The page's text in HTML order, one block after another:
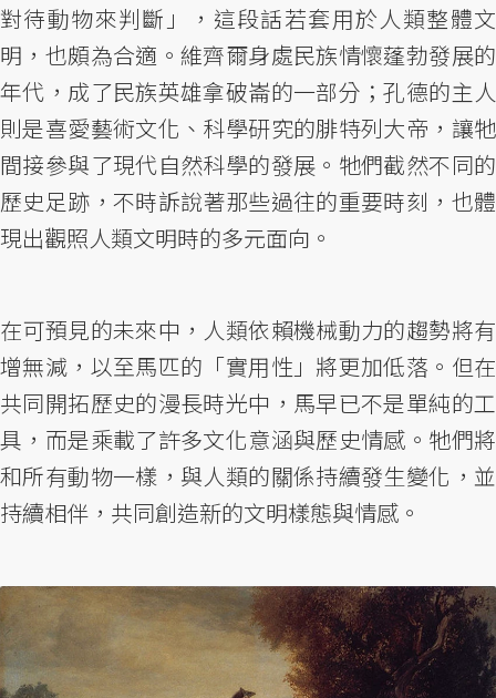
對待動物來判斷」，這段話若套用於人類整體文
明，也頗為合適。維齊爾身處民族情懷蓬勃發展的
年代，成了民族英雄拿破崙的一部分；孔德的主人
則是喜愛藝術文化、科學研究的腓特列大帝，讓牠
間接參與了現代自然科學的發展。牠們截然不同的
歷史足跡，不時訴說著那些過往的重要時刻，也體
現出觀照人類文明時的多元面向。
在可預見的未來中，人類依賴機械動力的趨勢將有
增無減，以至馬匹的「實用性」將更加低落。但在
共同開拓歷史的漫長時光中，馬早已不是單純的工
具，而是乘載了許多文化意涵與歷史情感。牠們將
和所有動物一樣，與人類的關係持續發生變化，並
持續相伴，共同創造新的文明樣態與情感。